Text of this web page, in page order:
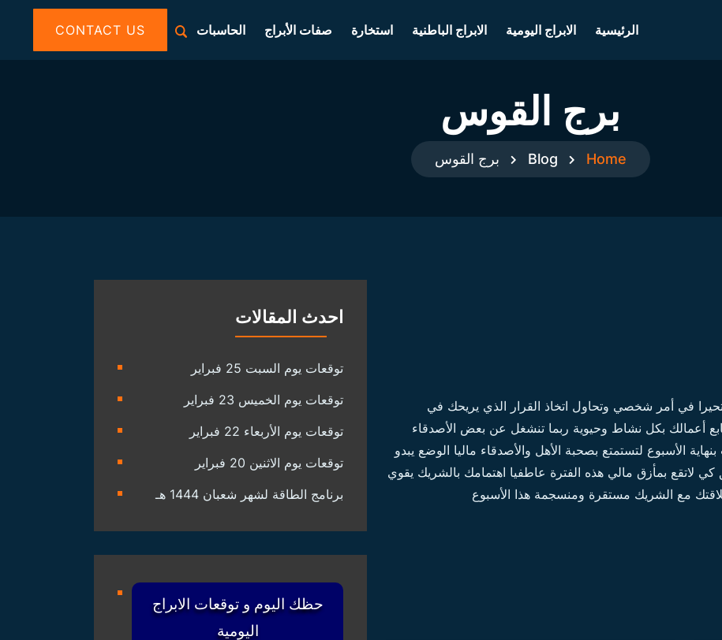
الرئيسية الابراج اليومية الابراج الباطنية استخارة صفات الأبراج الحاسبات CONTACT US
برج القوس
Home
Blog برج القوس
متحيرا في أمر شخصي وتحاول اتخاذ القرار الذي يريحك في
أعمالك بكل نشاط وحيوية ربما تنشغل عن بعض الأصدقاء
الأسبوع لتستمتع بصحبة الأهل والأصدقاء ماليا الوضع يبدو
لاتقع بمأزق مالي هذه الفترة عاطفيا اهتمامك بالشريك يقوي
مع الشريك مستقرة ومنسجمة هذا الأسبوع
احدث المقالات
توقعات يوم السبت 25 فبراير
توقعات يوم الخميس 23 فبراير
توقعات يوم الأربعاء 22 فبراير
توقعات يوم الاثنين 20 فبراير
برنامج الطاقة لشهر شعبان 1444 هـ
حظك اليوم و توقعات الابراج
اليومية